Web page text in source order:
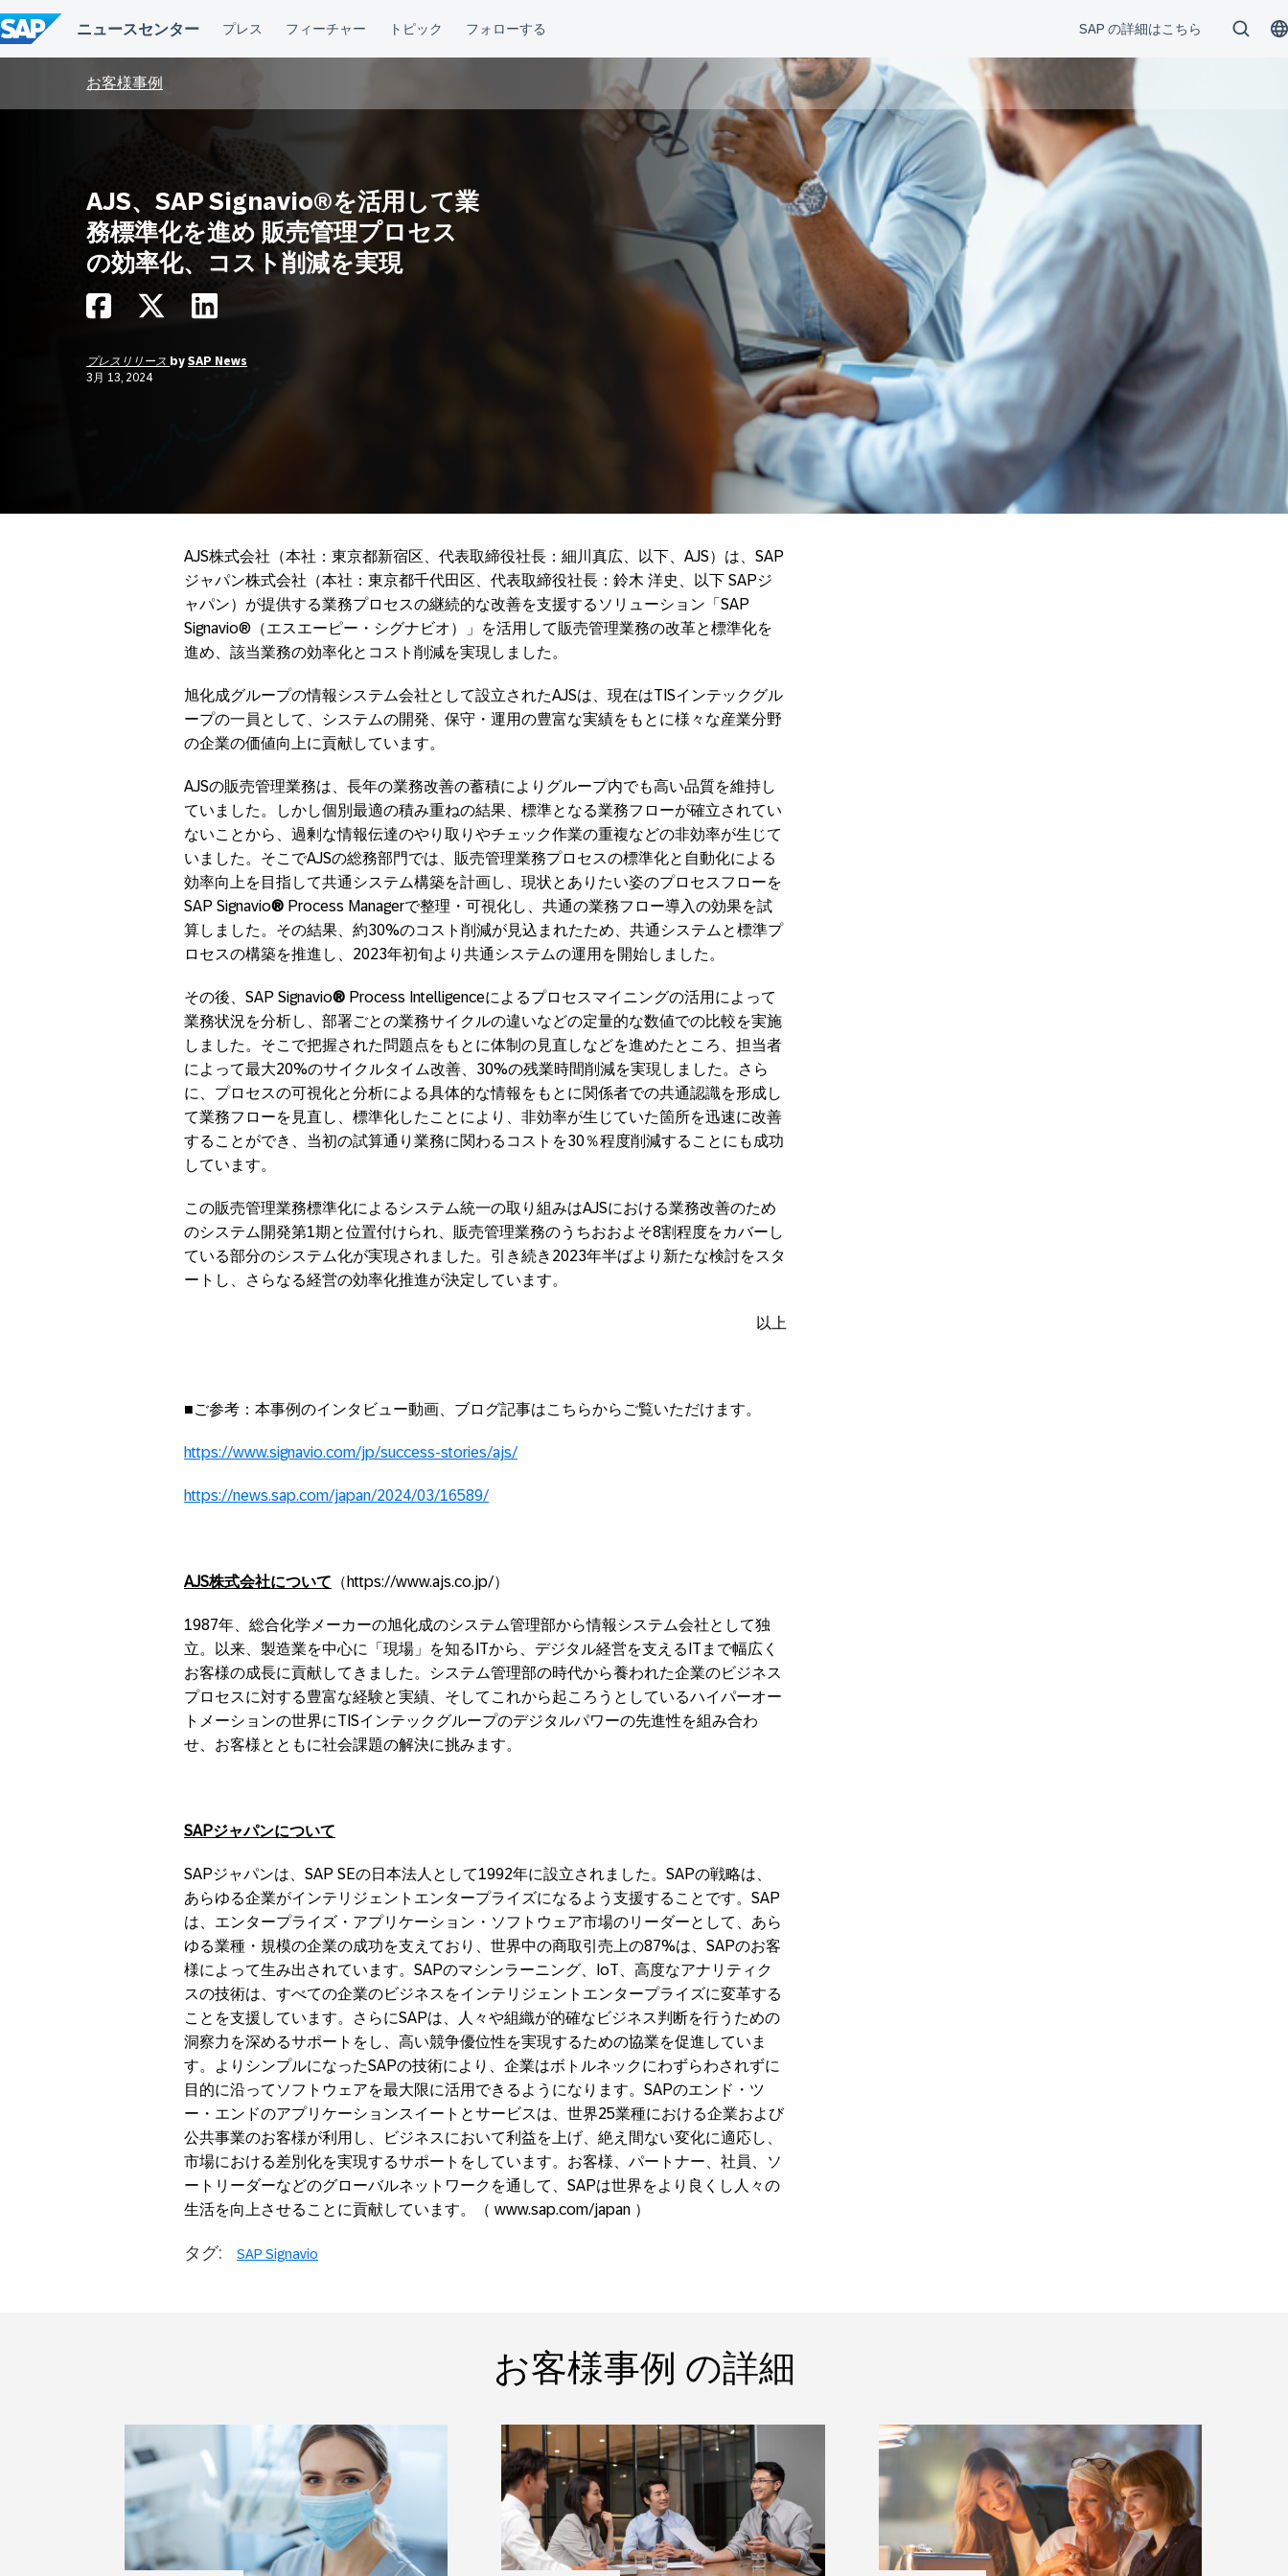
ン
テ
ン
お客様事例
AJS、SAP Signavio®を活用して業
務標準化を進め 販売管理プロセス
の効率化、コスト削減を実現
プレスリリース by SAP News
3月 13, 2024
AJS株式会社（本社：東京都新宿区、代表取締役社長：細川真広、以下、AJS）は、SAP
ジャパン株式会社（本社：東京都千代田区、代表取締役社長：鈴木 洋史、以下 SAPジ
ャパン）が提供する業務プロセスの継続的な改善を支援するソリューション「SAP
Signavio®（エスエーピー・シグナビオ）」を活用して販売管理業務の改革と標準化を
進め、該当業務の効率化とコスト削減を実現しました。
旭化成グループの情報システム会社として設立されたAJSは、現在はTISインテックグル
ープの一員として、システムの開発、保守・運用の豊富な実績をもとに様々な産業分野
の企業の価値向上に貢献しています。
AJSの販売管理業務は、長年の業務改善の蓄積によりグループ内でも高い品質を維持し
ていました。しかし個別最適の積み重ねの結果、標準となる業務フローが確立されてい
ないことから、過剰な情報伝達のやり取りやチェック作業の重複などの非効率が生じて
いました。そこでAJSの総務部門では、販売管理業務プロセスの標準化と自動化による
効率向上を目指して共通システム構築を計画し、現状とありたい姿のプロセスフローを
SAP Signavio® Process Managerで整理・可視化し、共通の業務フロー導入の効果を試
算しました。その結果、約30%のコスト削減が見込まれたため、共通システムと標準プ
ロセスの構築を推進し、2023年初旬より共通システムの運用を開始しました。
その後、SAP Signavio® Process Intelligenceによるプロセスマイニングの活用によって
業務状況を分析し、部署ごとの業務サイクルの違いなどの定量的な数値での比較を実施
しました。そこで把握された問題点をもとに体制の見直しなどを進めたところ、担当者
によって最大20%のサイクルタイム改善、30%の残業時間削減を実現しました。さら
に、プロセスの可視化と分析による具体的な情報をもとに関係者での共通認識を形成し
て業務フローを見直し、標準化したことにより、非効率が生じていた箇所を迅速に改善
することができ、当初の試算通り業務に関わるコストを30％程度削減することにも成功
しています。
この販売管理業務標準化によるシステム統一の取り組みはAJSにおける業務改善のため
のシステム開発第1期と位置付けられ、販売管理業務のうちおおよそ8割程度をカバーし
ている部分のシステム化が実現されました。引き続き2023年半ばより新たな検討をスタ
ートし、さらなる経営の効率化推進が決定しています。
以上
■ご参考：本事例のインタビュー動画、ブログ記事はこちらからご覧いただけます。
https://www.signavio.com/jp/success-stories/ajs/
https://news.sap.com/japan/2024/03/16589/
AJS株式会社について （https://www.ajs.co.jp/）
1987年、総合化学メーカーの旭化成のシステム管理部から情報システム会社として独
立。以来、製造業を中心に「現場」を知るITから、デジタル経営を支えるITまで幅広く
お客様の成長に貢献してきました。システム管理部の時代から養われた企業のビジネス
プロセスに対する豊富な経験と実績、そしてこれから起ころうとしているハイパーオー
トメーションの世界にTISインテックグループのデジタルパワーの先進性を組み合わ
せ、お客様とともに社会課題の解決に挑みます。
SAPジャパンについて
SAPジャパンは、SAP SEの日本法人として1992年に設立されました。SAPの戦略は、
あらゆる企業がインテリジェントエンタープライズになるよう支援することです。SAP
は、エンタープライズ・アプリケーション・ソフトウェア市場のリーダーとして、あら
ゆる業種・規模の企業の成功を支えており、世界中の商取引売上の87%は、SAPのお客
様によって生み出されています。SAPのマシンラーニング、IoT、高度なアナリティク
スの技術は、すべての企業のビジネスをインテリジェントエンタープライズに変革する
ことを支援しています。さらにSAPは、人々や組織が的確なビジネス判断を行うための
洞察力を深めるサポートをし、高い競争優位性を実現するための協業を促進していま
す。よりシンプルになったSAPの技術により、企業はボトルネックにわずらわされずに
目的に沿ってソフトウェアを最大限に活用できるようになります。SAPのエンド・ツ
ー・エンドのアプリケーションスイートとサービスは、世界25業種における企業および
公共事業のお客様が利用し、ビジネスにおいて利益を上げ、絶え間ない変化に適応し、
市場における差別化を実現するサポートをしています。お客様、パートナー、社員、ソ
ートリーダーなどのグローバルネットワークを通して、SAPは世界をより良くし人々の
生活を向上させることに貢献しています。（ www.sap.com/japan ）
タグ: SAP Signavio
お客様事例 の詳細